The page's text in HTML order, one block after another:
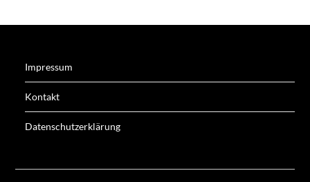
Impressum
Kontakt
Datenschutzerklärung